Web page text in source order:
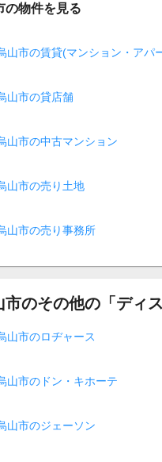
の物件を見る
山市の賃貸(マンション・アパ
山市の貸店舗
山市の中古マンション
山市の売り土地
山市の売り事務所
市のその他の「ディ
山市のロヂャース
山市のドン・キホーテ
山市のジェーソン